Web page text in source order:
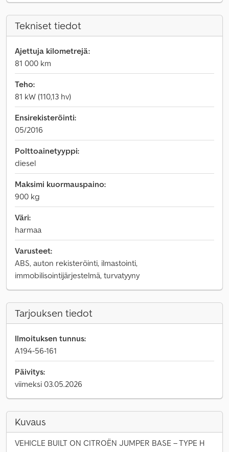
Tekniset tiedot
Ajettuja kilometrejä:
81 000 km
Teho:
81 kW (110,13 hv)
Ensirekisteröinti:
05/2016
Polttoainetyyppi:
diesel
Maksimi kuormauspaino:
900 kg
Väri:
harmaa
Varusteet:
ABS, auton rekisteröinti, ilmastointi,
immobilisointijärjestelmä, turvatyyny
Tarjouksen tiedot
Ilmoituksen tunnus:
A194-56-161
Päivitys:
viimeksi 03.05.2026
Kuvaus
VEHICLE BUILT ON CITROËN JUMPER BASE – TYPE H